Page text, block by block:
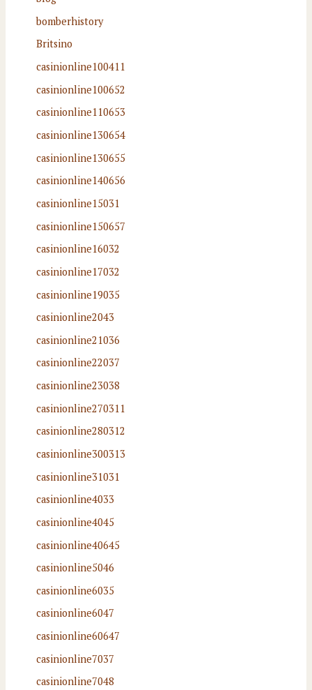
bomberhistory
Britsino
casinionline100411
casinionline100652
casinionline110653
casinionline130654
casinionline130655
casinionline140656
casinionline15031
casinionline150657
casinionline16032
casinionline17032
casinionline19035
casinionline2043
casinionline21036
casinionline22037
casinionline23038
casinionline270311
casinionline280312
casinionline300313
casinionline31031
casinionline4033
casinionline4045
casinionline40645
casinionline5046
casinionline6035
casinionline6047
casinionline60647
casinionline7037
casinionline7048